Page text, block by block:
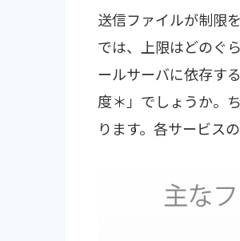
送信ファイルが制限
では、上限はどのぐ
ールサーバに依存す
度＊」でしょうか。
ります。各サービス